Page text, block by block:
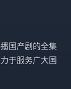
国产剧的全集
于服务广大国